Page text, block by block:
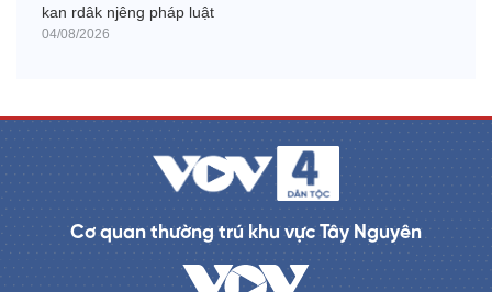
kan rdâk njêng pháp luật
04/08/2026
Cơ quan thường trú khu vực Tây Nguyên